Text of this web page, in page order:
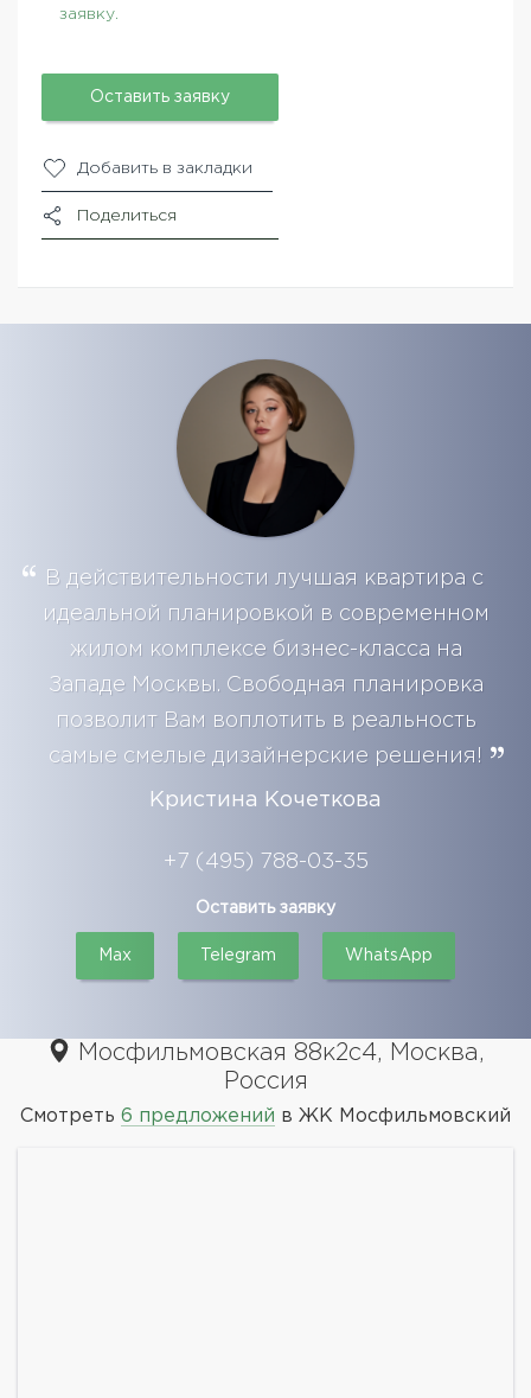
заявку.
Оставить заявку
Добавить в закладки
Поделиться
В действительности лучшая квартира с
идеальной планировкой в современном
жилом комплексе бизнес-класса на
Западе Москвы. Свободная планировка
позволит Вам воплотить в реальность
самые смелые дизайнерские решения!
Кристина Кочеткова
+7 (495) 788-03-35
Оставить заявку
Max Telegram WhatsApp
Мосфильмовская 88к2с4, Москва,
Россия
Смотреть 6 предложений в ЖК Мосфильмовский